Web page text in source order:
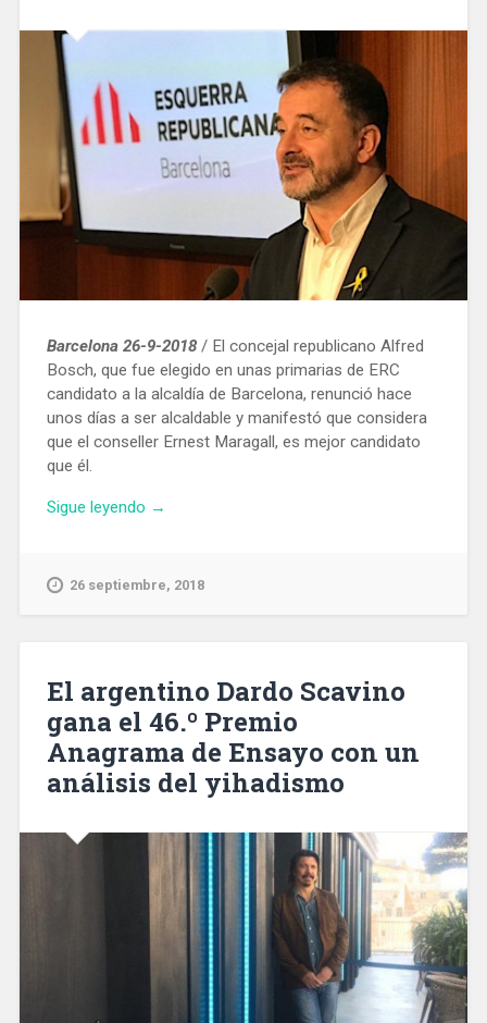
Barcelona 26-9-2018/ El concejal republicano Alfred
Bosch, que fue elegido en unas primarias de ERC
candidato a la alcaldía de Barcelona, renunció hace
unos días a ser alcaldable y manifestó que considera
que el conseller Ernest Maragall, es mejor candidato
que él.
Sigue leyendo «Alfred
a
y
Ernest
Maragall
relevará»
→
26 septiembre, 2018
El argentino Dardo Scavino
gana el 46.º Premio
Anagrama de Ensayo con un
análisis del yihadismo